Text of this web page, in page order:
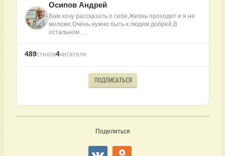
Осипов Андрей
Вам хочу рассказать о себе,Жизнь проходит и я не
моложе.Очень нужно быть к людям добрей,В
остальном …
489стихов4читателя
ПОДПИСАТЬСЯ
Поделиться